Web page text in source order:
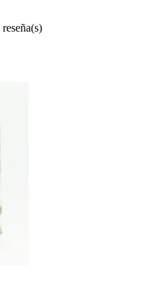
reseña(s)